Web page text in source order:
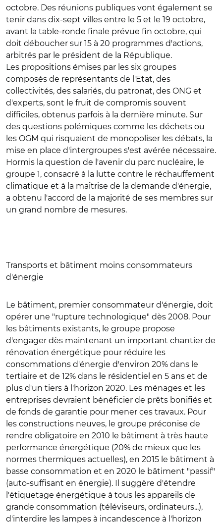
octobre. Des réunions publiques vont également se
tenir dans dix-sept villes entre le 5 et le 19 octobre,
avant la table-ronde finale prévue fin octobre, qui
doit déboucher sur 15 à 20 programmes d'actions,
arbitrés par le président de la République.
Les propositions émises par les six groupes
composés de représentants de l'Etat, des
collectivités, des salariés, du patronat, des ONG et
d'experts, sont le fruit de compromis souvent
difficiles, obtenus parfois à la dernière minute. Sur
des questions polémiques comme les déchets ou
les OGM qui risquaient de monopoliser les débats, la
mise en place d'intergroupes s'est avérée nécessaire.
Hormis la question de l'avenir du parc nucléaire, le
groupe 1, consacré à la lutte contre le réchauffement
climatique et à la maîtrise de la demande d'énergie,
a obtenu l'accord de la majorité de ses membres sur
un grand nombre de mesures.
Transports et bâtiment moins consommateurs
d'énergie
Le bâtiment, premier consommateur d'énergie, doit
opérer une "rupture technologique" dès 2008. Pour
les bâtiments existants, le groupe propose
d'engager dès maintenant un important chantier de
rénovation énergétique pour réduire les
consommations d'énergie d'environ 20% dans le
tertiaire et de 12% dans le résidentiel en 5 ans et de
plus d'un tiers à l'horizon 2020. Les ménages et les
entreprises devraient bénéficier de prêts bonifiés et
de fonds de garantie pour mener ces travaux. Pour
les constructions neuves, le groupe préconise de
rendre obligatoire en 2010 le bâtiment à très haute
performance énergétique (20% de mieux que les
normes thermiques actuelles), en 2015 le bâtiment à
basse consommation et en 2020 le bâtiment "passif"
(auto-suffisant en énergie). Il suggère d'étendre
l'étiquetage énergétique à tous les appareils de
grande consommation (téléviseurs, ordinateurs...),
d'interdire les lampes à incandescence à l'horizon